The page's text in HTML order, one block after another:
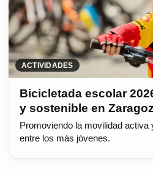
ACTIVIDADES
Bicicletada escolar
y sostenible en
Promoviendo la movilidad activa
entre los más jóvenes.